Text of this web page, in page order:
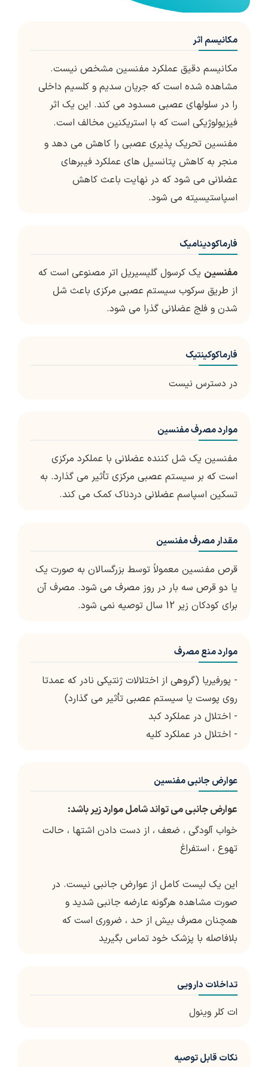
مکانیسم اثر
مکانیسم دقیق عملکرد مفنسین مشخص نیست.
مشاهده شده است که جریان سدیم و کلسیم داخلی
را در سلولهای عصبی مسدود می کند. این یک اثر
فیزیولوژیکی است که با استریکنین مخالف است.
مفنسین تحریک پذیری عصبی را کاهش می دهد و
منجر به کاهش پتانسیل های عملکرد فیبرهای
عضلانی می شود که در نهایت باعث کاهش
اسپاستیسیته می شود.
فارماکودینامیک
مفنسین یک کرسول گلیسیریل اتر مصنوعی است که
از طریق سرکوب سیستم عصبی مرکزی باعث شل
شدن و فلج عضلانی گذرا می شود.
فارماکوکینتیک
در دسترس نیست
موارد مصرف مفنسین
مفنسین یک شل کننده عضلانی با عملکرد مرکزی
است که بر سیستم عصبی مرکزی تأثیر می گذارد. به
تسکین اسپاسم عضلانی دردناک کمک می کند.
مقدار مصرف مفنسین
قرص مفنسین معمولاً توسط بزرگسالان به صورت یک
یا دو قرص سه بار در روز مصرف می شود. مصرف آن
برای کودکان زیر 12 سال توصیه نمی شود.
موارد منع مصرف
- پورفیریا (گروهی از اختلالات ژنتیکی نادر که عمدتا
روی پوست یا سیستم عصبی تأثیر می گذارد)
- اختلال در عملکرد کبد
- اختلال در عملکرد کلیه
عوارض جانبی مفنسین
عوارض جانبی می تواند شامل موارد زیر باشد:
خواب آلودگی ، ضعف ، از دست دادن اشتها ، حالت
تهوع ، استفراغ
این یک لیست کامل از عوارض جانبی نیست. در
صورت مشاهده هرگونه عارضه جانبی شدید و
همچنان مصرف بیش از حد ، ضروری است که
بلافاصله با پزشک خود تماس بگیرید
تداخلات دارویی
ات کلر وینول
نکات قابل توصیه